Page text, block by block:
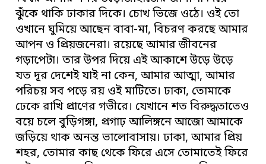
ঝুঁকে থাকি ঢাকার দিকে। চোখ ভিজে ওঠে। ওই তো
ওখানে ঘুমিয়ে আছেন বাবা-মা, বিচরণ করছে আমার
আপন ও প্রিয়জনেরা। রয়েছে আমার জীবনের
গড়াপেটা। তার উপর দিয়ে এই আকাশে উড়ে উড়ে
যত দূর দেশেই যাই না কেন, আমার আত্মা, আমার
পরিচয় সব পড়ে রয় ওই মাটিতে। ঢাকা, তোমাকে
ঢেকে রাখি প্রাণের গভীরে। যেখানে শত বিরুদ্ধতাতেও
বয়ে চলে বুড়িগঙ্গা, প্রগাঢ় আলিঙ্গনে আজো আমাকে
জড়িয়ে থাক অনন্ত ভালোবাসায়। ঢাকা, আমার প্রিয়
শহর, তোমার কাছ থেকে ফিরে এসে তোমাতেই ফিরে